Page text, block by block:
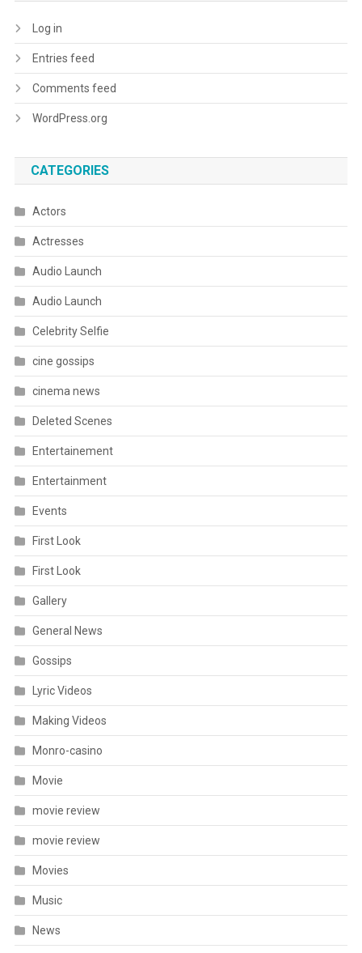
Log in
Entries feed
Comments feed
WordPress.org
CATEGORIES
Actors
Actresses
Audio Launch
Audio Launch
Celebrity Selfie
cine gossips
cinema news
Deleted Scenes
Entertainement
Entertainment
Events
First Look
First Look
Gallery
General News
Gossips
Lyric Videos
Making Videos
Monro-casino
Movie
movie review
movie review
Movies
Music
News